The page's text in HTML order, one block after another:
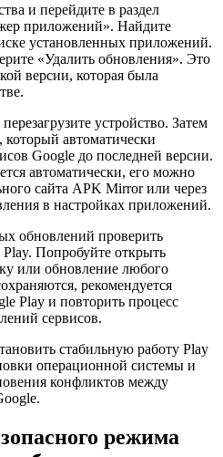
и перейдите в раздел
приложений». Найдите
установленных приложений.
«Удалить обновления». Это
версии, которая была
устройство. Затем
который автоматически
Google до последней версии.
автоматически, его можно
сайта APK Mirror или через
в настройках приложений.
обновлений проверить
Попробуйте открыть
или обновление любого
рекомендуется
Play и повторить процесс
сервисов.
стабильную работу Play
операционной системы и
конфликтов между
режима